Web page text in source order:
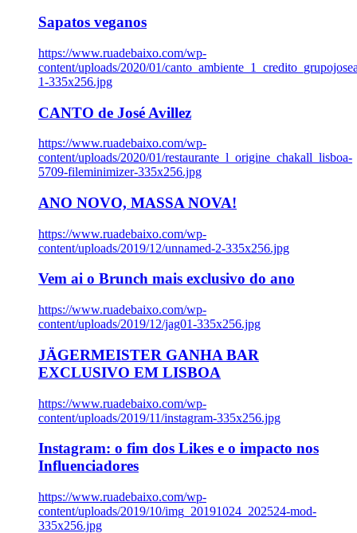
Sapatos veganos
https://www.ruadebaixo.com/wp-
content/uploads/2020/01/
1-335x256.jpg
CANTO de José Avillez
https://www.ruadebaixo.com/wp-
content/uploads/2020/01/restaurante_l_origine_chakall_lisboa-
5709-fileminimizer-335x256.jpg
ANO NOVO, MASSA NOVA!
https://www.ruadebaixo.com/wp-
content/uploads/2019/12/unnamed-2-335x256.jpg
Vem ai o Brunch mais exclusivo do ano
https://www.ruadebaixo.com/wp-
content/uploads/2019/12/jag01-335x256.jpg
JÄGERMEISTER GANHA BAR
EXCLUSIVO EM LISBOA
https://www.ruadebaixo.com/wp-
content/uploads/2019/11/instagram-335x256.jpg
Instagram: o fim dos Likes e o impacto nos
Influenciadores
https://www.ruadebaixo.com/wp-
content/uploads/2019/10/img_20191024_202524-mod-
335x256.jpg